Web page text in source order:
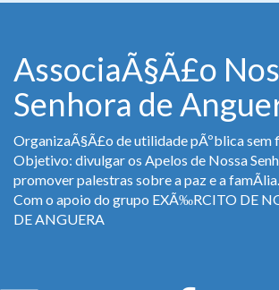
AssociaÃ§Ã£o
Senhora de
OrganizaÃ§Ã£o de utilidade pÃºblica sem
Objetivo: divulgar os Apelos de Nossa
promover palestras sobre a paz e a famÃ­lia.
Com o apoio do grupo EXÃ‰RCITO DE
DE ANGUERA